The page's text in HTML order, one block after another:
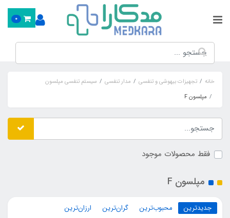
0
خانه تجهیزات بیهوشی و تنفسی مدار تنفسی
سیستم تنفسی مپلسون
مپلسون F
فقط محصولات موجود
مپلسون F
جدیدترین محبوب‌ترین گران‌ترین ارزان‌ترین